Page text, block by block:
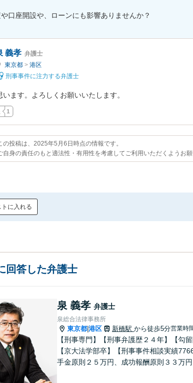
口座開設や、ローンにも影響ありませんか？
義孝 弁護士
東京都 > 港区
刑事事件に注力する弁護士
ます。よろしくお願いいたします。
1
の投稿は、2025年5月6日時点の情報です。
自身の責任のもと適法性・有用性を考慮してご利用いただくようお願
トに入れる
回答した弁護士
泉 義孝 弁護士
泉総合法律事務所
東京都 港区 新橋駅 から徒歩5分営業時
【刑事専門】【刑事弁護歴２４年】【勾
【京大法学部卒】【刑事事件相談実績
手金原則２５万円、成功報酬原則３３万